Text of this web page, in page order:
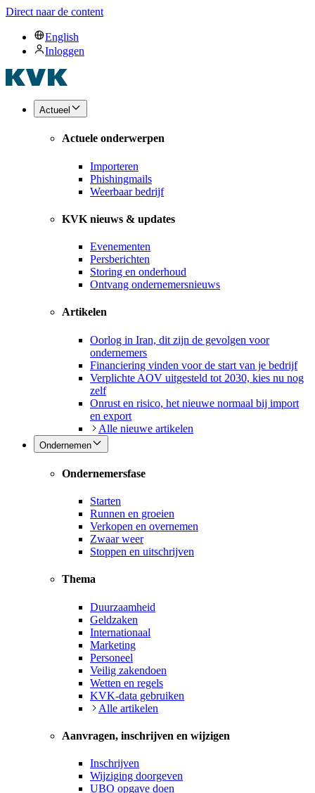
Direct naar de content
English
Inloggen
Actueel
Actuele onderwerpen
Importeren
Phishingmails
Weerbaar bedrijf
KVK nieuws & updates
Evenementen
Persberichten
Storing en onderhoud
Ontvang ondernemersnieuws
Artikelen
Oorlog in Iran, dit zijn de gevolgen voor
ondernemers
Financiering vinden voor de start van je bedrijf
Verplichte AOV uitgesteld tot 2030, kies nu nog
zelf
Onrust en risico, het nieuwe normaal bij import
en export
Alle nieuwe artikelen
Ondernemen
Ondernemersfase
Starten
Runnen en groeien
Verkopen en overnemen
Zwaar weer
Stoppen en uitschrijven
Thema
Duurzaamheid
Geldzaken
Internationaal
Marketing
Personeel
Veilig zakendoen
Wetten en regels
KVK-data gebruiken
Alle artikelen
Aanvragen, inschrijven en wijzigen
Inschrijven
Wijziging doorgeven
UBO opgave doen